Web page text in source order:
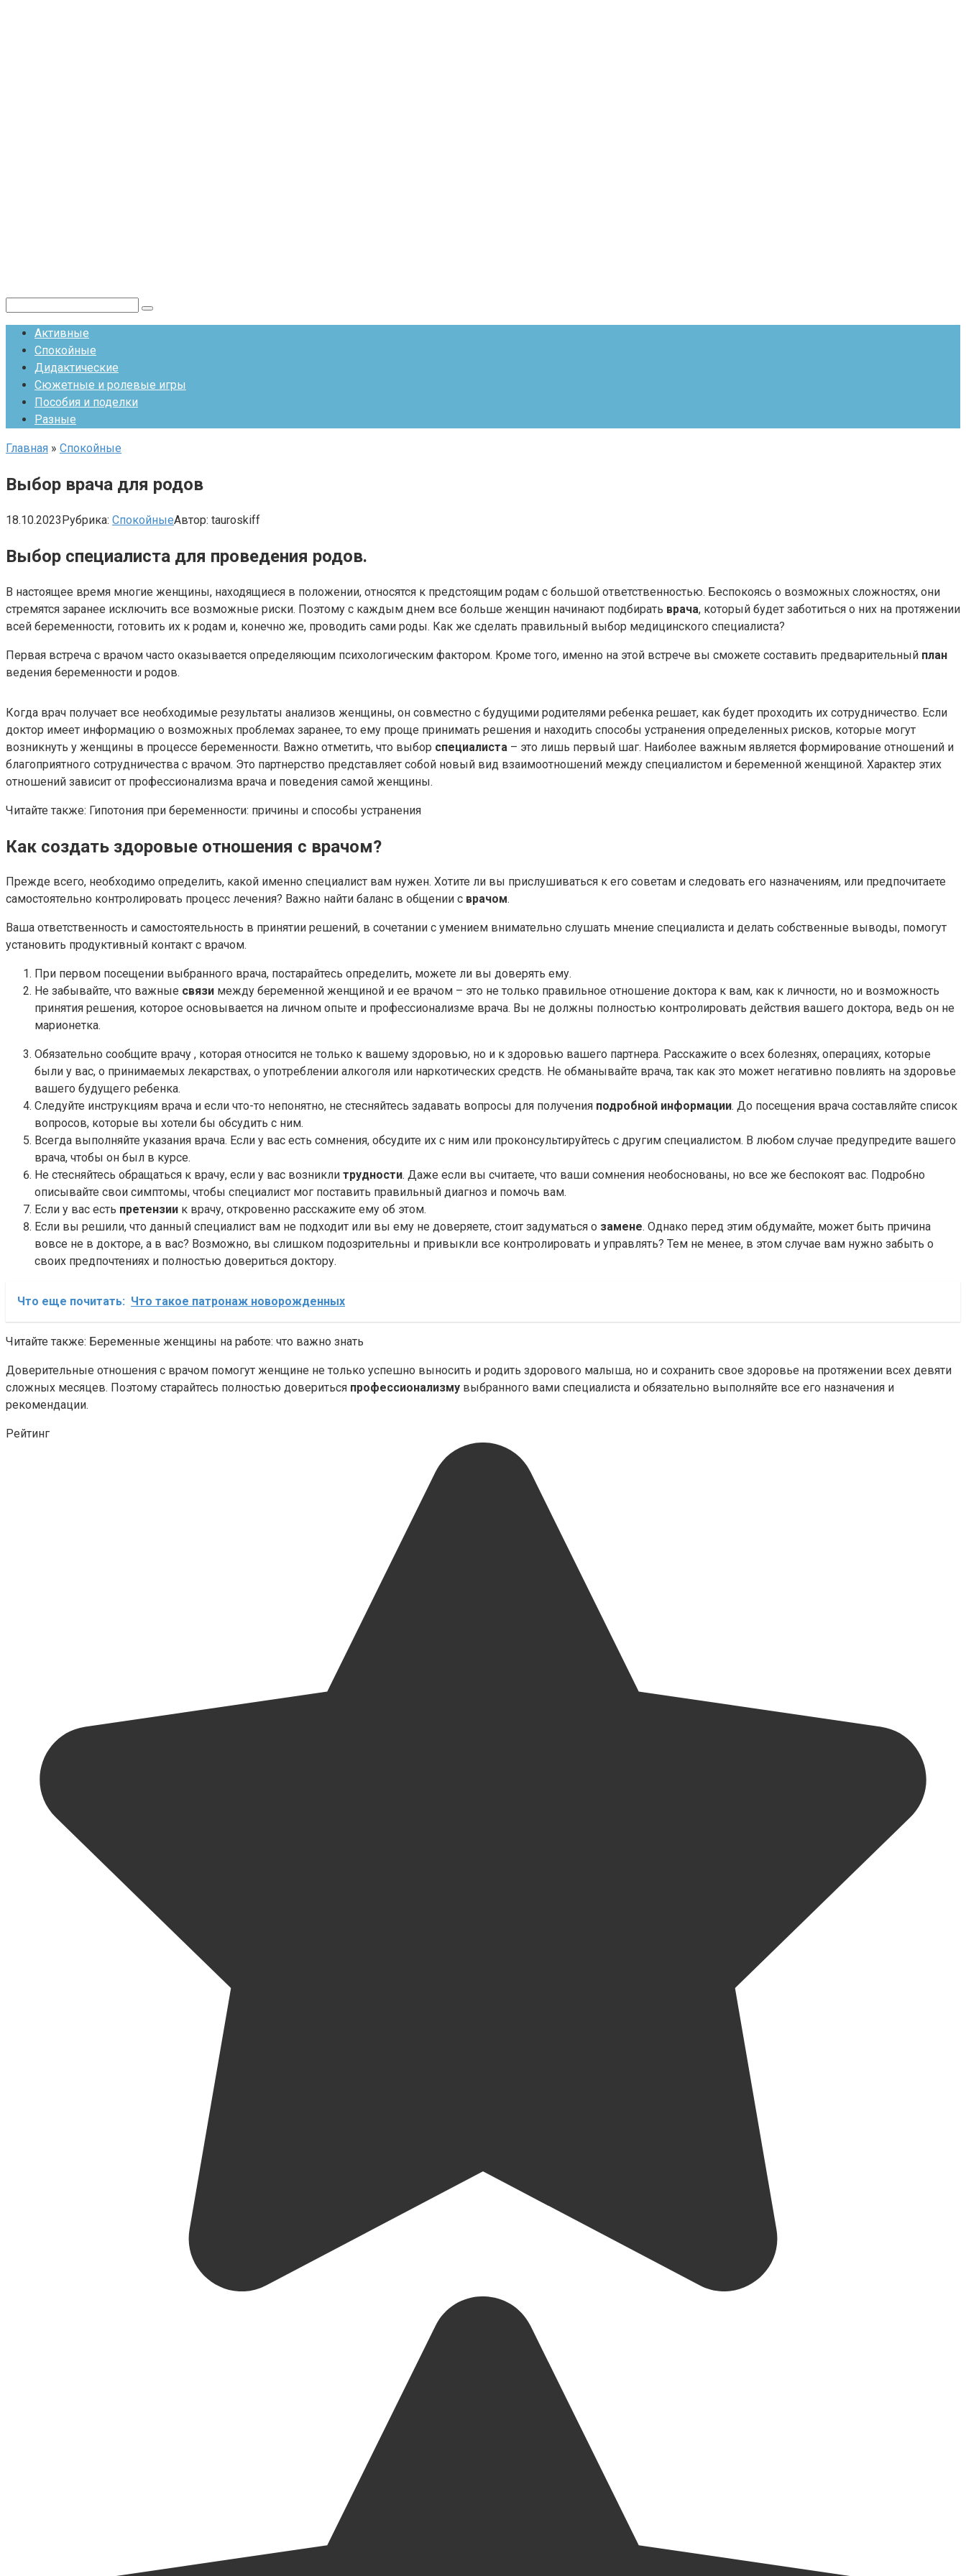
Активные
Спокойные
Дидактические
Сюжетные и ролевые игры
Пособия и поделки
Разные
Главная » Спокойные
Выбор врача для родов
18.10.2023Рубрика: СпокойныеАвтор: tauroskiff
Выбор специалиста для проведения родов.
В настоящее время многие женщины, находящиеся в положении, относятся к предстоящим родам с большой ответственностью. Беспокоясь о возможных сложностях, они
стремятся заранее исключить все возможные риски. Поэтому с каждым днем все больше женщин начинают подбирать врача, который будет заботиться о них на протяжении
всей беременности, готовить их к родам и, конечно же, проводить сами роды. Как же сделать правильный выбор медицинского специалиста?
Первая встреча с врачом часто оказывается определяющим психологическим фактором. Кроме того, именно на этой встрече вы сможете составить предварительный план
ведения беременности и родов.
Когда врач получает все необходимые результаты анализов женщины, он совместно с будущими родителями ребенка решает, как будет проходить их сотрудничество. Если
доктор имеет информацию о возможных проблемах заранее, то ему проще принимать решения и находить способы устранения определенных рисков, которые могут
возникнуть у женщины в процессе беременности. Важно отметить, что выбор специалиста – это лишь первый шаг. Наиболее важным является формирование отношений и
благоприятного сотрудничества с врачом. Это партнерство представляет собой новый вид взаимоотношений между специалистом и беременной женщиной. Характер этих
отношений зависит от профессионализма врача и поведения самой женщины.
Читайте также: Гипотония при беременности: причины и способы устранения
Как создать здоровые отношения с врачом?
Прежде всего, необходимо определить, какой именно специалист вам нужен. Хотите ли вы прислушиваться к его советам и следовать его назначениям, или предпочитаете
самостоятельно контролировать процесс лечения? Важно найти баланс в общении с врачом.
Ваша ответственность и самостоятельность в принятии решений, в сочетании с умением внимательно слушать мнение специалиста и делать собственные выводы, помогут
установить продуктивный контакт с врачом.
При первом посещении выбранного врача, постарайтесь определить, можете ли вы доверять ему.
Не забывайте, что важные связи между беременной женщиной и ее врачом – это не только правильное отношение доктора к вам, как к личности, но и возможность
принятия решения, которое основывается на личном опыте и профессионализме врача. Вы не должны полностью контролировать действия вашего доктора, ведь он не
марионетка.
Обязательно сообщите врачу , которая относится не только к вашему здоровью, но и к здоровью вашего партнера. Расскажите о всех болезнях, операциях, которые
были у вас, о принимаемых лекарствах, о употреблении алкоголя или наркотических средств. Не обманывайте врача, так как это может негативно повлиять на здоровье
вашего будущего ребенка.
Следуйте инструкциям врача и если что-то непонятно, не стесняйтесь задавать вопросы для получения подробной информации. До посещения врача составляйте список
вопросов, которые вы хотели бы обсудить с ним.
Всегда выполняйте указания врача. Если у вас есть сомнения, обсудите их с ним или проконсультируйтесь с другим специалистом. В любом случае предупредите вашего
врача, чтобы он был в курсе.
Не стесняйтесь обращаться к врачу, если у вас возникли трудности. Даже если вы считаете, что ваши сомнения необоснованы, но все же беспокоят вас. Подробно
описывайте свои симптомы, чтобы специалист мог поставить правильный диагноз и помочь вам.
Если у вас есть претензии к врачу, откровенно расскажите ему об этом.
Если вы решили, что данный специалист вам не подходит или вы ему не доверяете, стоит задуматься о замене. Однако перед этим обдумайте, может быть причина
вовсе не в докторе, а в вас? Возможно, вы слишком подозрительны и привыкли все контролировать и управлять? Тем не менее, в этом случае вам нужно забыть о
своих предпочтениях и полностью довериться доктору.
Что еще почитать: Что такое патронаж новорожденных
Читайте также: Беременные женщины на работе: что важно знать
Доверительные отношения с врачом помогут женщине не только успешно выносить и родить здорового малыша, но и сохранить свое здоровье на протяжении всех девяти
сложных месяцев. Поэтому старайтесь полностью довериться профессионализму выбранного вами специалиста и обязательно выполняйте все его назначения и
рекомендации.
Рейтинг